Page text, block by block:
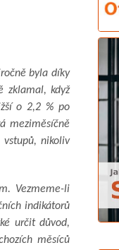
byla díky
zklamal, když
o 2,2 % po
meziměsíčně
nikoliv
Vezmeme-li
indikátorů
určit důvod,
měsíců